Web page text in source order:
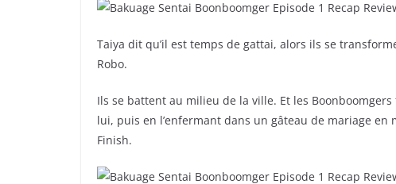
Taiya dit qu’il est temps de gattai, alors ils se
Robo.
Ils se battent au milieu de la ville. Et les
lui, puis en l’enfermant dans un gâteau de mariage
Finish.